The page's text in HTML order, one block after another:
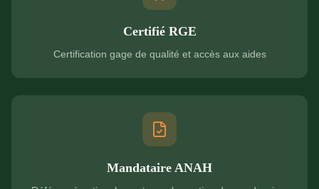
Certifié RGE
Certification gage de qualité et accès aux aides
Mandataire ANAH